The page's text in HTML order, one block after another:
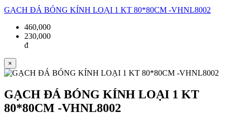
GẠCH ĐÁ BÓNG KÍNH LOẠI 1 KT 80*80CM -VHNL8002
460,000
230,000
đ
×
GẠCH ĐÁ BÓNG KÍNH LOẠI 1 KT
80*80CM -VHNL8002